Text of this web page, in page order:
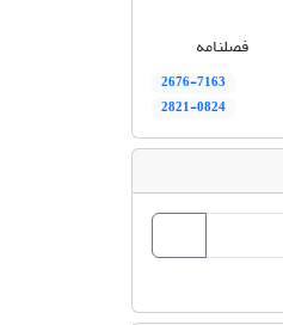
فصلنامه
2676-7163
2821-0824